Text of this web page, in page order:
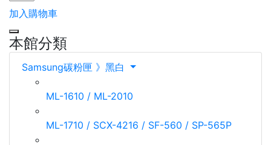
本館分類
Samsung碳粉匣 》黑白
ML-1610 / ML-2010
ML-1710 / SCX-4216 / SF-560 / SP-565P
加入購物車